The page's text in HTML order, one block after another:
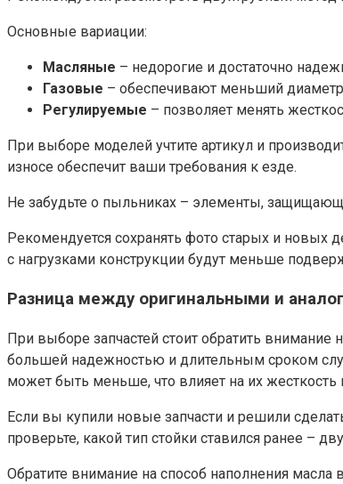
Основные вариации:
Масляные – недорогие и достаточно
Газовые – обеспечивают меньший
Регулируемые – позволяет менять
При выборе моделей учтите артикул и
износе обеспечит ваши требования к езде.
Не забудьте о пыльниках – элементы,
Рекомендуется сохранять фото старых и новых
с нагрузками конструкции будут меньше
Разница между оригинальными и
При выборе запчастей стоит обратить внимание
большей надежностью и длительным сроком
может быть меньше, что влияет на их жесткость
Если вы купили новые запчасти и решили
проверьте, какой тип стойки ставился ранее –
Обратите внимание на способ наполнения